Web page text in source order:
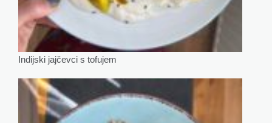
Indijski jajčevci s tofujem